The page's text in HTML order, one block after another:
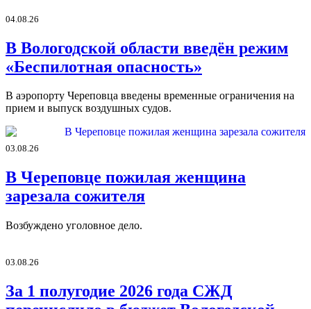
04.08.26
В Вологодской области введён режим
«Беспилотная опасность»
В аэропорту Череповца введены временные ограничения на
прием и выпуск воздушных судов.
03.08.26
В Череповце пожилая женщина
зарезала сожителя
Возбуждено уголовное дело.
03.08.26
За 1 полугодие 2026 года СЖД